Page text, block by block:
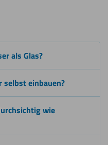
als Glas?
einbauen?
wie